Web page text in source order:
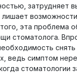
затрудняет
эта проблема
стоматолога.
ведь симптом
стоматологии